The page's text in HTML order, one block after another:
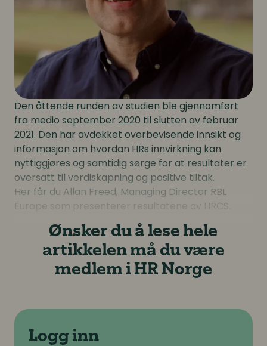
Den åttende runden av studien ble gjennomført
fra medio september 2020 til slutten av februar
2021. Den har avdekket overbevisende innsikt og
informasjon om hvordan HRs innvirkning kan
nyttiggjøres og samtidig sørge for at resultater er
oversatt til verdiskapning og positive tiltak.
Her får du Allan Freed, Managing Director RBL
Europe som presenterer resultatene av HRCS.
Ønsker du å lese hele
artikkelen må du være
medlem i HR Norge
Logg inn